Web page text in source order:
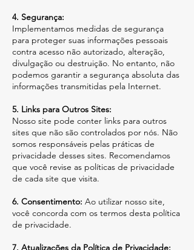
4. Segurança:
Implementamos medidas de segurança
para proteger suas informações pessoais
contra acesso não autorizado, alteração,
divulgação ou destruição. No entanto, não
podemos garantir a segurança absoluta das
informações transmitidas pela Internet.
5. Links para Outros Sites:
Nosso site pode conter links para outros
sites que não são controlados por nós. Não
somos responsáveis pelas práticas de
privacidade desses sites. Recomendamos
que você revise as políticas de privacidade
de cada site que visita.
6. Consentimento: Ao utilizar nosso site,
você concorda com os termos desta política
de privacidade.
7. Atualizações da Política de Privacidade: